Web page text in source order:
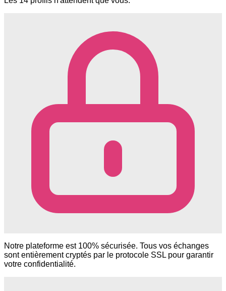
Notre plateforme est 100% sécurisée. Tous vos échanges
sont entièrement cryptés par le protocole SSL pour garantir
votre confidentialité.